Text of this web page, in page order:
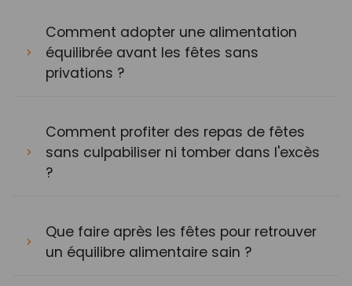
Comment adopter une alimentation
équilibrée avant les fêtes sans
privations ?
Comment profiter des repas de fêtes
sans culpabiliser ni tomber dans l'excès
?
Que faire après les fêtes pour retrouver
un équilibre alimentaire sain ?